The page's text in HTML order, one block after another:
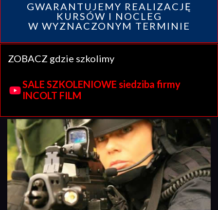
GWARANTUJEMY REALIZACJĘ
KURSÓW I NOCLEG
W WYZNACZONYM TERMINIE
ZOBACZ gdzie szkolimy
SALE SZKOLENIOWE siedziba firmy
INCOLT FILM